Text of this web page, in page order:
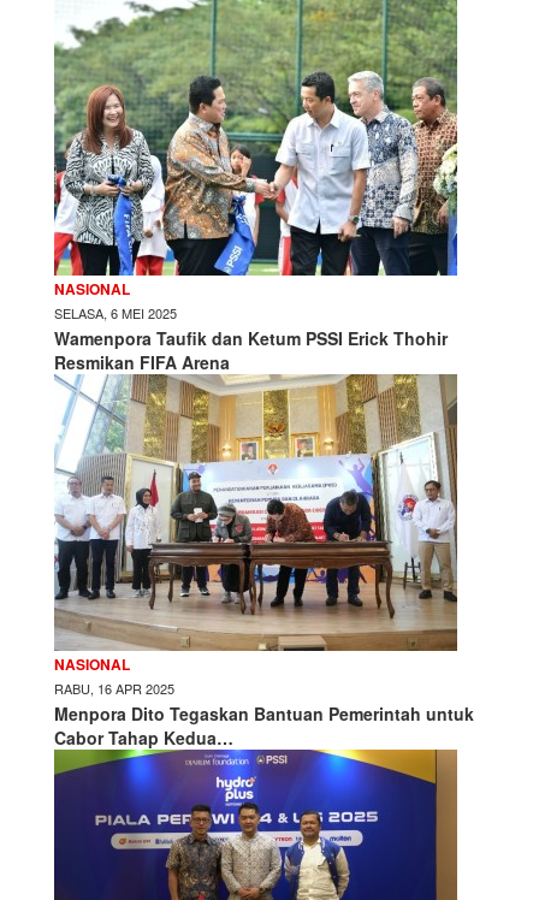
NASIONAL
SELASA, 6 MEI 2025
Wamenpora Taufik dan Ketum PSSI Erick Thohir
Resmikan FIFA Arena
NASIONAL
RABU, 16 APR 2025
Menpora Dito Tegaskan Bantuan Pemerintah untuk
Cabor Tahap Kedua…